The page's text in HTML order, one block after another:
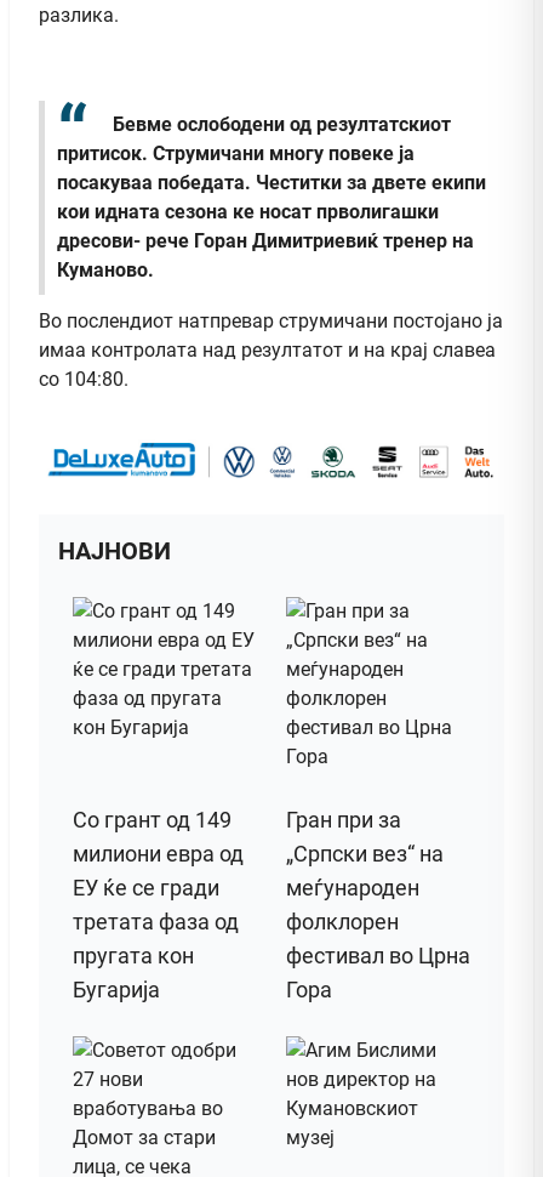
разлика.
Бевме ослободени од резултатскиот
притисок. Струмичани многу повеке ја
посакуваа победата. Честитки за двете екипи
кои идната сезона ке носат прволигашки
дресови- рече Горан Димитриевиќ трeнер на
Куманово.
Во послендиот натпревар струмичани постојано ја
имаа контролата над резултатот и на крај славеа
со 104:80.
НАЈНОВИ
Со грант од 149
милиони евра од
ЕУ ќе се гради
третата фаза од
пругата кон
Бугарија
Гран при за
„Српски вез“ на
меѓународен
фолклорен
фестивал во Црна
Гора